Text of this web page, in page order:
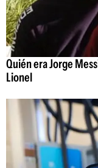
Quién era Jorge
Lionel